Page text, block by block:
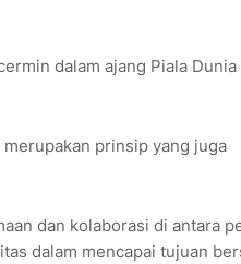
dalam ajang Piala Dunia
prinsip yang juga
dan kolaborasi di antara
dalam mencapai tujuan